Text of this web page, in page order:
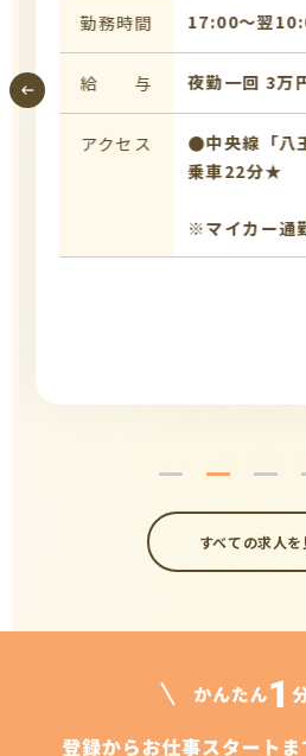
勤務時間 17:00〜翌
給 与 夜勤一回 3万
アクセス
●中央線「八
乗車22分★
※マイカー通
すべての求人を